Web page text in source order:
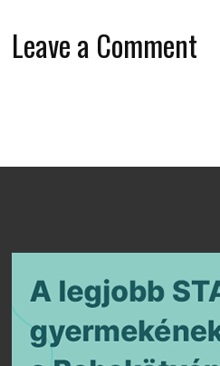
Leave a Comment